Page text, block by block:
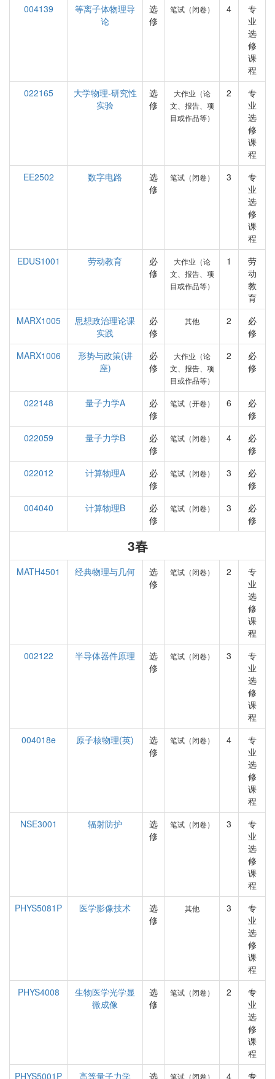
004139
等离子体物理导
论
选
修
笔试（闭卷） 4
专
业
选
修
课
程
022165
大学物理-研究性
实验
选
修
大作业（论
文、报告、项
目或作品等）
2
专
业
选
修
课
程
EE2502
数字电路
选
修
笔试（闭卷） 3
专
业
选
修
课
程
EDUS1001
劳动教育
必
修
大作业（论
文、报告、项
目或作品等）
1
劳
动
教
育
MARX1005
思想政治理论课
实践
必
修
其他 2
必
修
MARX1006
形势与政策(讲
座)
必
修
大作业（论
文、报告、项
目或作品等）
2
必
修
022148 量子力学A
必
修
笔试（开卷） 6
必
修
022059
量子力学B
必
修
笔试（闭卷） 4
必
修
022012
计算物理A
必
修
笔试（闭卷） 3
必
修
004040
计算物理B
必
修
笔试（闭卷） 3
必
修
3春
MATH4501 经典物理与几何
选
修
笔试（闭卷） 2
专
业
选
修
课
程
002122
半导体器件原理
选
修
笔试（闭卷） 3
专
业
选
修
课
程
004018e
原子核物理(英)
选
修
笔试（闭卷） 4
专
业
选
修
课
程
NSE3001
辐射防护
选
修
笔试（闭卷） 3
专
业
选
修
课
程
PHYS5081P
医学影像技术
选
修
其他 3
专
业
选
修
课
程
PHYS4008
生物医学光学显
微成像
选
修
笔试（闭卷） 2
专
业
选
修
课
程
PHYS5001P
高等量子力学
选
笔试（闭卷） 4
专